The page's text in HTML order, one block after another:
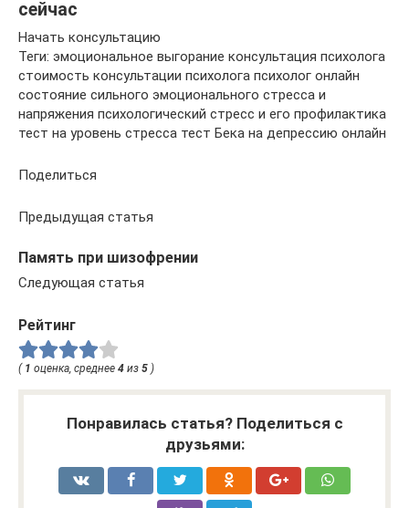
сейчас
Начать консультацию
Теги: эмоциональное выгорание консультация психолога
стоимость консультации психолога психолог онлайн
состояние сильного эмоционального стресса и
напряжения психологический стресс и его профилактика
тест на уровень стресса тест Бека на депрессию онлайн
Поделиться
Предыдущая статья
Память при шизофрении
Следующая статья
Рейтинг
( 1 оценка, среднее 4 из 5 )
Понравилась статья? Поделиться с
друзьями: